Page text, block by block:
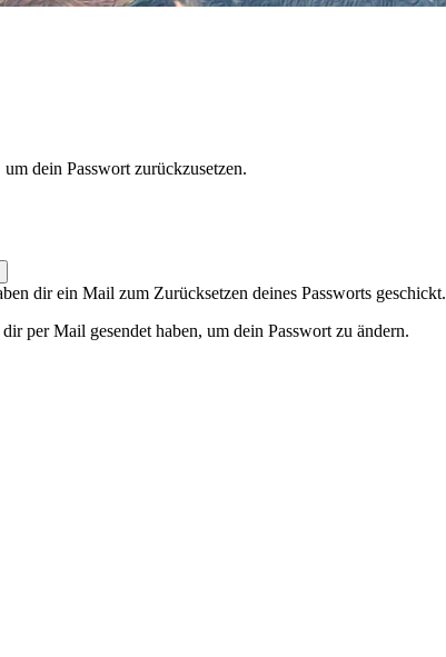
dein Passwort zurückzusetzen.
dir ein Mail zum Zurücksetzen deines Passworts geschickt.
per Mail gesendet haben, um dein Passwort zu ändern.